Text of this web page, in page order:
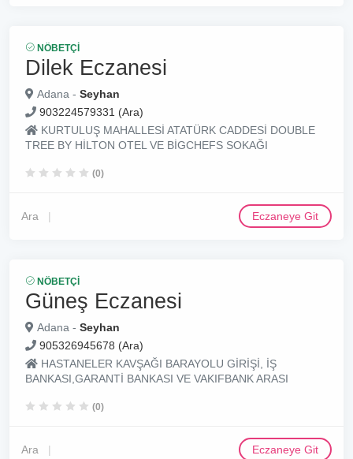
NÖBETÇI
Dilek Eczanesi
Adana - Seyhan
903224579331 (Ara)
KURTULUŞ MAHALLESİ ATATÜRK CADDESİ DOUBLE
TREE BY HİLTON OTEL VE BİGCHEFS SOKAĞI
(0)
Ara Eczaneye Git
NÖBETÇI
Güneş Eczanesi
Adana - Seyhan
905326945678 (Ara)
HASTANELER KAVŞAĞI BARAYOLU GİRİŞİ, İŞ
BANKASI,GARANTİ BANKASI VE VAKIFBANK ARASI
(0)
Ara Eczaneye Git